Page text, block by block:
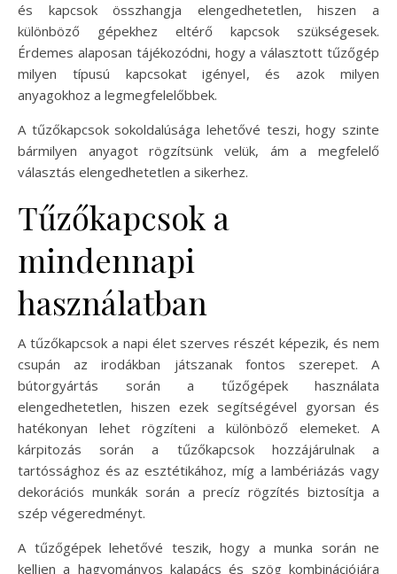
és kapcsok összhangja elengedhetetlen, hiszen a
különböző gépekhez eltérő kapcsok szükségesek.
Érdemes alaposan tájékozódni, hogy a választott tűzőgép
milyen típusú kapcsokat igényel, és azok milyen
anyagokhoz a legmegfelelőbbek.
A tűzőkapcsok sokoldalúsága lehetővé teszi, hogy szinte
bármilyen anyagot rögzítsünk velük, ám a megfelelő
választás elengedhetetlen a sikerhez.
Tűzőkapcsok a
mindennapi
használatban
A tűzőkapcsok a napi élet szerves részét képezik, és nem
csupán az irodákban játszanak fontos szerepet. A
bútorgyártás során a tűzőgépek használata
elengedhetetlen, hiszen ezek segítségével gyorsan és
hatékonyan lehet rögzíteni a különböző elemeket. A
kárpitozás során a tűzőkapcsok hozzájárulnak a
tartóssághoz és az esztétikához, míg a lambériázás vagy
dekorációs munkák során a precíz rögzítés biztosítja a
szép végeredményt.
A tűzőgépek lehetővé teszik, hogy a munka során ne
kelljen a hagyományos kalapács és szög kombinációjára